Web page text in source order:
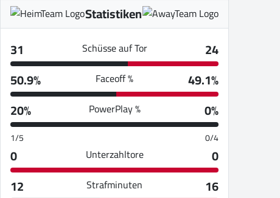
Statistiken
31
Schüsse auf Tor
24
50.9%
Faceoff %
49.1%
20%
PowerPlay % 0%
1/5 0/4
0 Unterzahltore
0
12
Strafminuten 16